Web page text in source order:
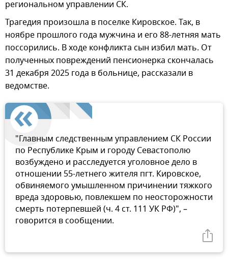
региональном управлении СК.
Трагедия произошла в поселке Кировское. Так, в
ноябре прошлого года мужчина и его 88-летняя мать
поссорились. В ходе конфликта сын избил мать. От
полученных повреждений пенсионерка скончалась
31 декабря 2025 года в больнице, рассказали в
ведомстве.
"Главным следственным управлением СК России
по Республике Крым и городу Севастополю
возбуждено и расследуется уголовное дело в
отношении 55-летнего жителя пгт. Кировское,
обвиняемого умышленном причинении тяжкого
вреда здоровью, повлекшем по неосторожности
смерть потерпевшей (ч. 4 ст. 111 УК РФ)", –
говорится в сообщении.